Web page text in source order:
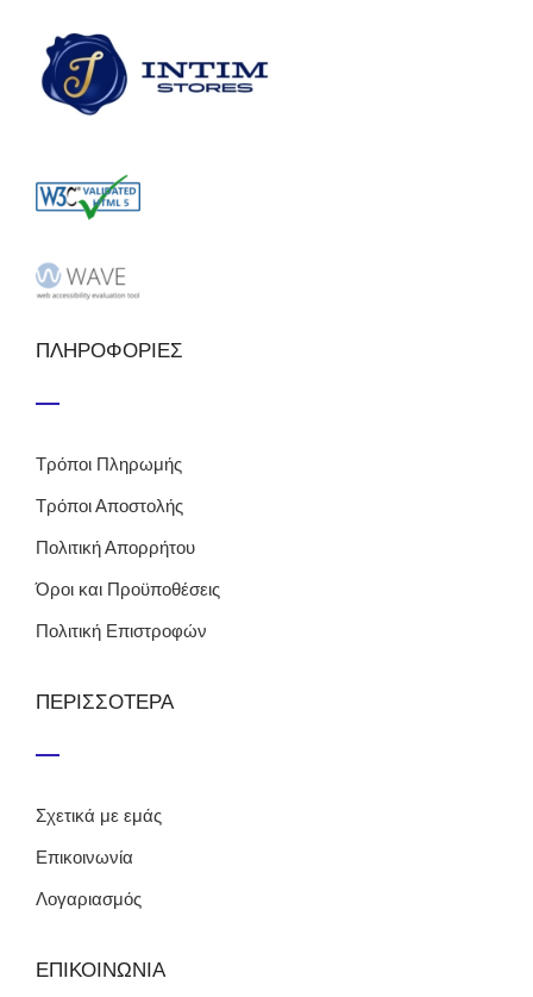
ΠΛΗΡΟΦΟΡΙΕΣ
Τρόποι Πληρωμής
Τρόποι Αποστολής
Πολιτική Απορρήτου
Όροι και Προϋποθέσεις
Πολιτική Επιστροφών
ΠΕΡΙΣΣΟΤΕΡΑ
Σχετικά με εμάς
Επικοινωνία
Λογαριασμός
ΕΠΙΚΟΙΝΩΝΙΑ